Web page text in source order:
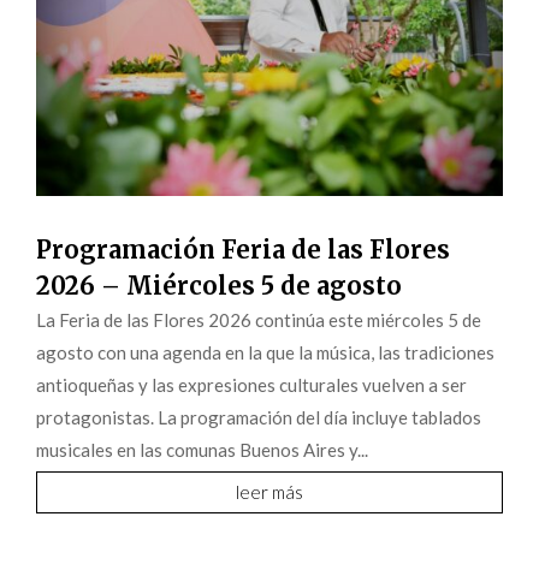
Programación Feria de las Flores
2026 – Miércoles 5 de agosto
La Feria de las Flores 2026 continúa este miércoles 5 de
agosto con una agenda en la que la música, las tradiciones
antioqueñas y las expresiones culturales vuelven a ser
protagonistas. La programación del día incluye tablados
musicales en las comunas Buenos Aires y...
leer más